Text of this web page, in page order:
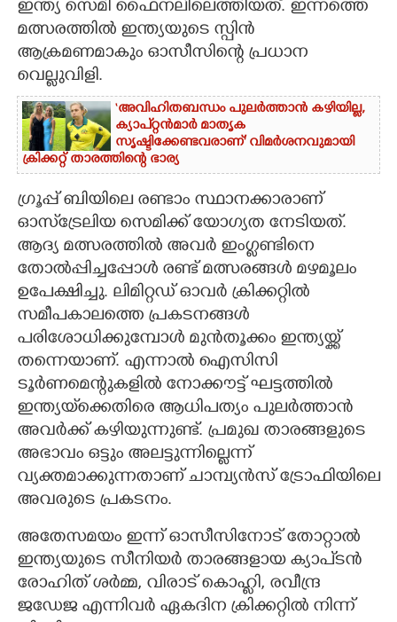
ഇന്ത്യ സെമി ഫൈനലിലെത്തിയത്. ഇന്നത്തെ
മത്സരത്തിൽ ഇന്ത്യയുടെ സ്പിൻ
ആക്രമണമാകും ഓസീസിന്റെ പ്രധാന
വെല്ലുവിളി.
‘അവിഹിതബന്ധം പുലർത്താൻ കഴിയില്ല,​
ക്യാപ്റ്റൻമാർ മാതൃക
സൃഷ്ടിക്കേണ്ടവരാണ്' വിമർശനവുമായി
ക്രിക്കറ്റ് താരത്തിന്റെ ഭാര്യ
ഗ്രൂപ്പ് ബിയിലെ രണ്ടാം സ്ഥാനക്കാരാണ്
ഓസ്‌ട്രേലിയ സെമിക്ക് യോഗ്യത നേടിയത്.
ആദ്യ മത്സരത്തിൽ അവർ ഇംഗ്ലണ്ടിനെ
തോൽപ്പിച്ചപ്പോൾ രണ്ട് മത്സരങ്ങൾ മഴമൂലം
ഉപേക്ഷിച്ചു. ലിമിറ്റഡ് ഓവർ ക്രിക്കറ്റിൽ
സമീപകാലത്തെ പ്രകടനങ്ങൾ
പരിശോധിക്കുമ്പോൾ മുൻതൂക്കം ഇന്ത്യയ്ക്ക്
തന്നെയാണ്. എന്നാൽ ഐസിസി
ടൂർണമെന്റുകളിൽ നോക്കൗട്ട് ഘട്ടത്തിൽ
ഇന്ത്യയ്‌ക്കെതിരെ ആധിപത്യം പുലർത്താൻ
അവർക്ക് കഴിയുന്നുണ്ട്. പ്രമുഖ താരങ്ങളുടെ
അഭാവം ഒട്ടും അലട്ടുന്നില്ലെന്ന്
വ്യക്തമാക്കുന്നതാണ് ചാമ്പ്യൻസ് ട്രോഫിയിലെ
അവരുടെ പ്രകടനം.
അതേസമയം ഇന്ന് ഓസീസിനോട് തോറ്റാൽ
ഇന്ത്യയുടെ സീനിയർ താരങ്ങളായ ക്യാപ്ടൻ
രോഹിത് ശർമ്മ, വിരാട് കൊഹ്ലി, രവീന്ദ്ര
ജഡേജ എന്നിവർ ഏകദിന ക്രിക്കറ്റിൽ നിന്ന്